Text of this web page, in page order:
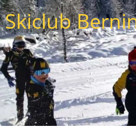
Skiclub